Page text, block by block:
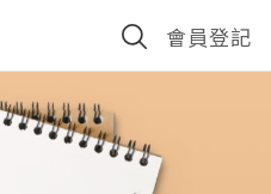
會員登記